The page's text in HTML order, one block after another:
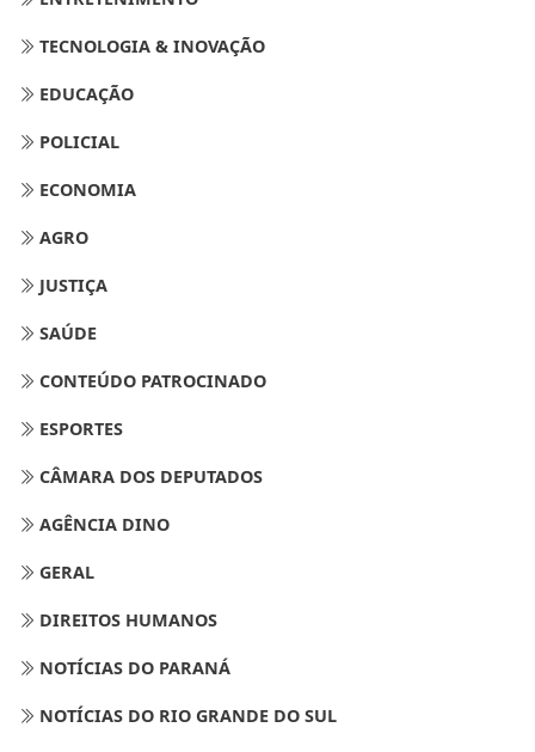
TECNOLOGIA & INOVAÇÃO
EDUCAÇÃO
POLICIAL
ECONOMIA
AGRO
JUSTIÇA
SAÚDE
CONTEÚDO PATROCINADO
ESPORTES
CÂMARA DOS DEPUTADOS
AGÊNCIA DINO
GERAL
DIREITOS HUMANOS
NOTÍCIAS DO PARANÁ
NOTÍCIAS DO RIO GRANDE DO SUL